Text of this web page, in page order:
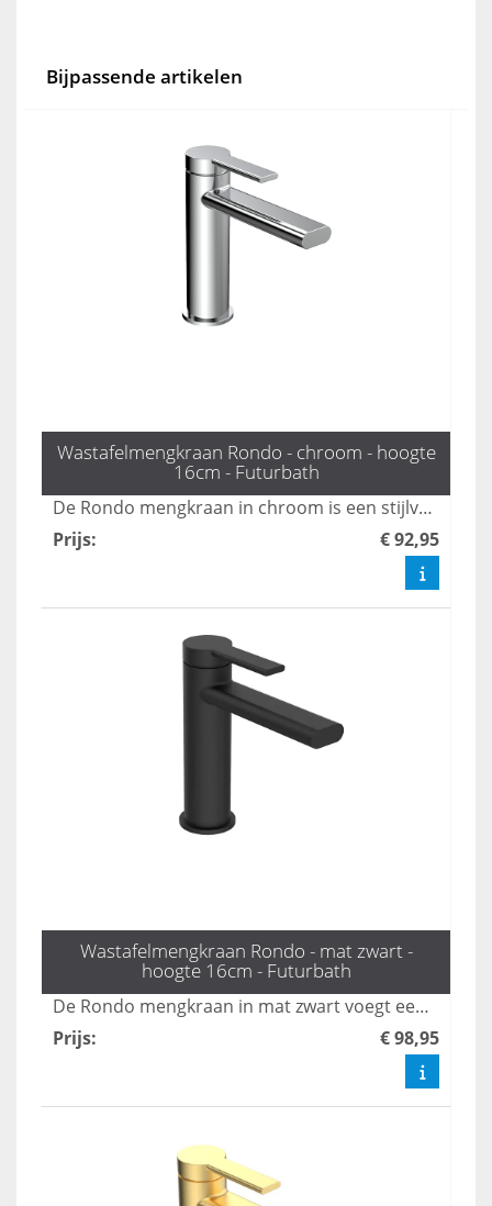
Bijpassende artikelen
Wastafelmengkraan Rondo - chroom - hoogte
16cm - Futurbath
De Rondo mengkraan in chroom is een stijlvolle en tijdloze toevoeging aan elke badkamer. Met een hoogte van 16 cm en een gestroomlijnd ontwerp, is deze kraan ideaal voor moderne wastafels en voegt het een vleugje elegantie toe aan uw sanitair. Upgrade uw badkamer met deze functionele en esthetisch verantwoorde keuze.
Prijs: € 92,95
Wastafelmengkraan Rondo - mat zwart -
hoogte 16cm - Futurbath
De Rondo mengkraan in mat zwart voegt een verfijnde touch toe aan elke badkamer. Met een hoogte van 16 cm combineert deze stijlvolle kraan moderne elegantie met tijdloze schoonheid, waardoor het een echte blikvanger is. Verhoog het design van uw badkamer met deze prachtige en functionele toevoeging.
Prijs: € 98,95